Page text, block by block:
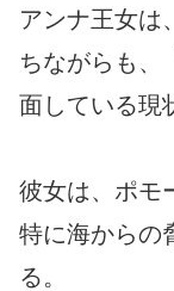
アンナ王女は
ちながらも、
面している現
彼女は、ポモ
特に海からの
る。